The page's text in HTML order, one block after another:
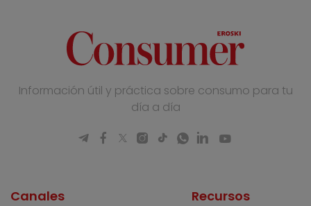
Información útil y práctica sobre consumo para tu
día a día
Canales Recursos